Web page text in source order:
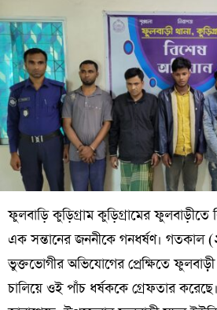
ফুলবাড়ি কুড়িগ্রাম কুড়িগ্রামের ফুলবাড়ীতে
এক সন্তানের জননীকে গনধর্ষণ। গতকাল
ভুক্তভোগীর অভিযোগের প্রেক্ষিতে
চালিয়ে ওই পাঁচ ধর্ষককে গ্রেফতার